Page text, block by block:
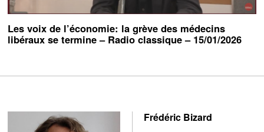
Les voix de l’économie: la grève des médecins
libéraux se termine – Radio classique – 15/01/2026
Frédéric Bizard